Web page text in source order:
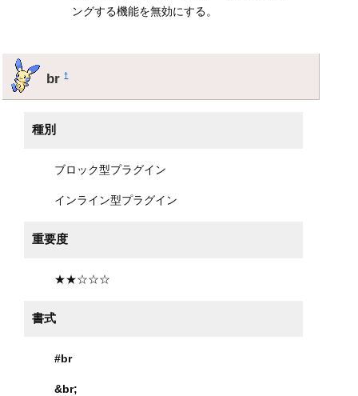
ングする機能を無効にする。
br†
種別
ブロック型プラグイン
インライン型プラグイン
重要度
★★☆☆☆
書式
#br
&br;